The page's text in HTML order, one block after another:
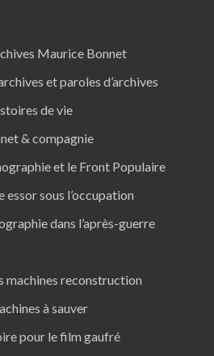
Maurice Bonnet
et paroles d’archives
de vie
& compagnie
et le Front Populaire
essor sous l’occupation
dans l’après-guerre
machines reconstruction
à sauver
pour le film gaufré